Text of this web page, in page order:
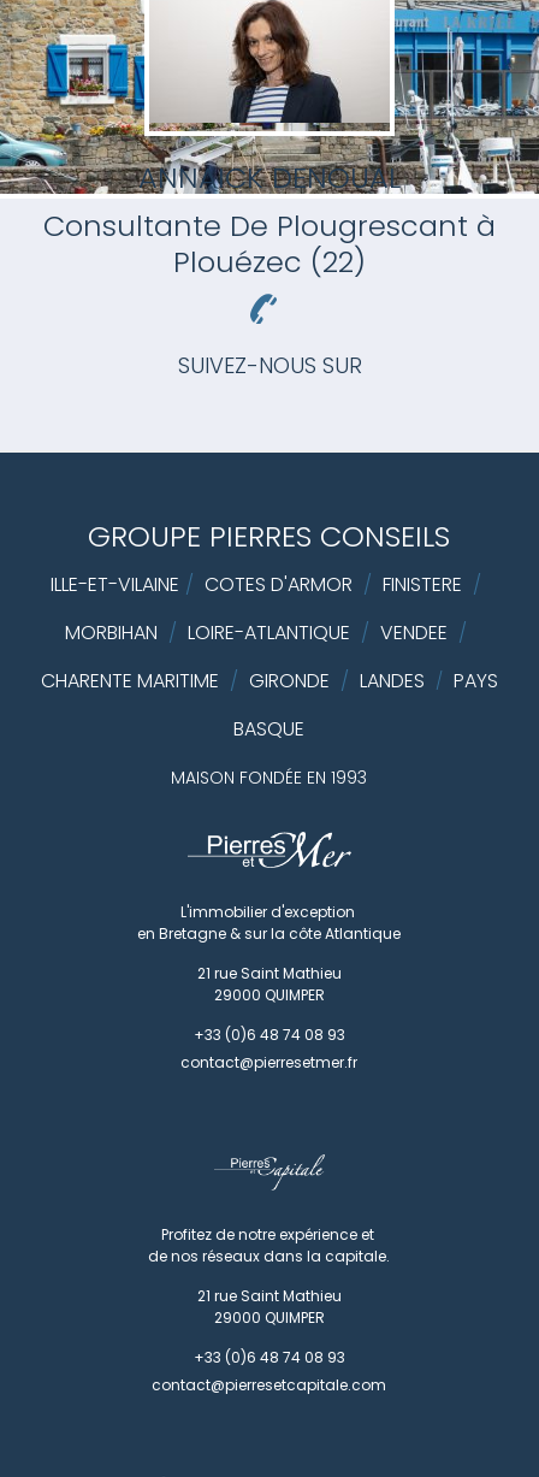
ANNAICK DENOUAL
Consultante De Plougrescant à
Plouézec (22)
SUIVEZ-NOUS SUR
GROUPE PIERRES CONSEILS
ILLE-ET-VILAINE / COTES D'ARMOR / FINISTERE /
MORBIHAN / LOIRE-ATLANTIQUE / VENDEE /
CHARENTE MARITIME / GIRONDE / LANDES / PAYS
BASQUE
MAISON FONDÉE EN 1993
L'immobilier d'exception
en Bretagne & sur la côte Atlantique
21 rue Saint Mathieu
29000 QUIMPER
+33 (0)6 48 74 08 93
contact@pierresetmer.fr
Profitez de notre expérience et
de nos réseaux dans la capitale.
21 rue Saint Mathieu
29000 QUIMPER
+33 (0)6 48 74 08 93
contact@pierresetcapitale.com